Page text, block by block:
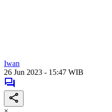
Iwan
26 Jun 2023 - 15:47 WIB